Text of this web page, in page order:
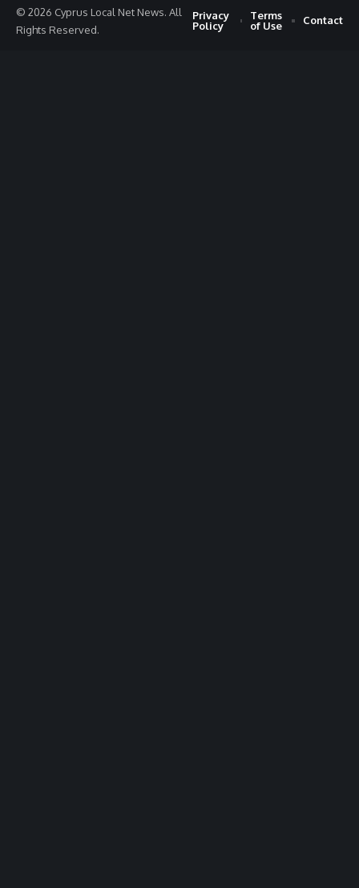
© 2026 Cyprus Local Net News. All
Rights Reserved.
Privacy
Policy
Terms
of Use
Contact